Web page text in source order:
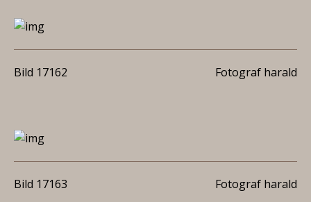
Bild 17162 Fotograf harald
Bild 17163 Fotograf harald